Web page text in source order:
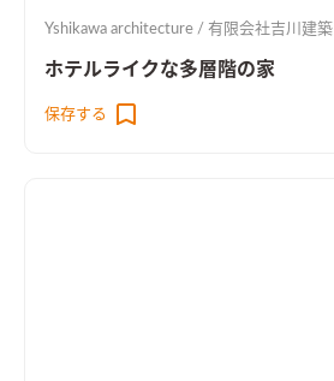
Yshikawa architecture / 有限会社吉川建築
ホテルライクな多層階の家
保存する